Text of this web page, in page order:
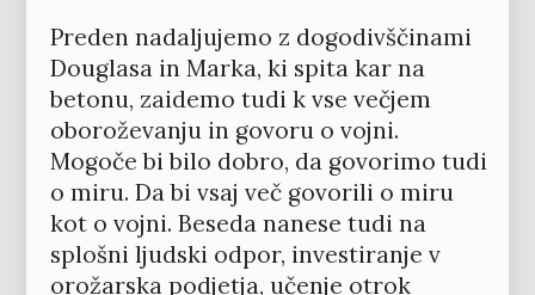
Preden nadaljujemo z dogodivščinami
Douglasa in Marka, ki spita kar na
betonu, zaidemo tudi k vse večjem
oboroževanju in govoru o vojni.
Mogoče bi bilo dobro, da govorimo tudi
o miru. Da bi vsaj več govorili o miru
kot o vojni. Beseda nanese tudi na
splošni ljudski odpor, investiranje v
orožarska podjetja, učenje otrok